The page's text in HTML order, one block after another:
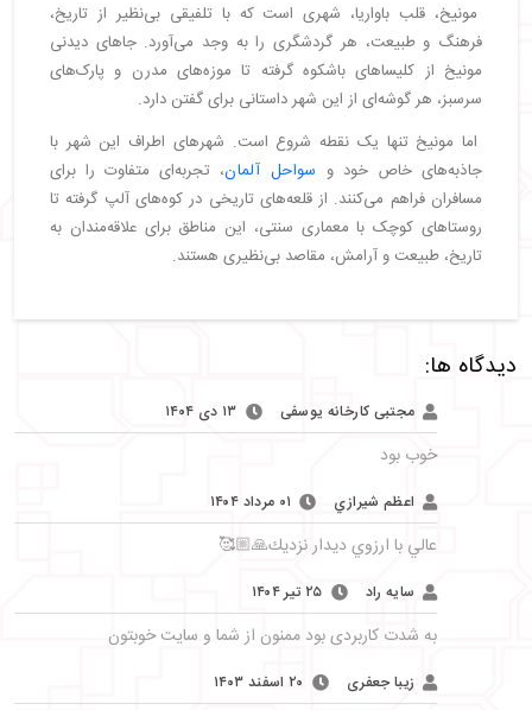
مونیخ، قلب باواریا، شهری است که با تلفیقی بی‌نظیر از تاریخ،
فرهنگ و طبیعت، هر گردشگری را به وجد می‌آورد. جاهای دیدنی
مونیخ از کلیساهای باشکوه گرفته تا موزه‌های مدرن و پارک‌های
سرسبز، هر گوشه‌ای از این شهر داستانی برای گفتن دارد.
اما مونیخ تنها یک نقطه شروع است. شهرهای اطراف این شهر با
جاذبه‌های خاص خود و سواحل آلمان، تجربه‌ای متفاوت را برای
مسافران فراهم می‌کنند. از قلعه‌های تاریخی در کوه‌های آلپ گرفته تا
روستاهای کوچک با معماری سنتی، این مناطق برای علاقه‌مندان به
تاریخ، طبیعت و آرامش، مقاصد بی‌نظیری هستند.
دیدگاه ها:
مجتبی کارخانه یوسفی ۱۳ دی ۱۴۰۴
خوب بود
اعظم شيرازي ۰۱ مرداد ۱۴۰۴
عالي با ارزوي ديدار نزديك🙏🏼🥰
سایه راد ۲۵ تیر ۱۴۰۴
به شدت کاربردی بود ممنون از شما و سایت خوبتون
زیبا جعفری ۲۰ اسفند ۱۴۰۳